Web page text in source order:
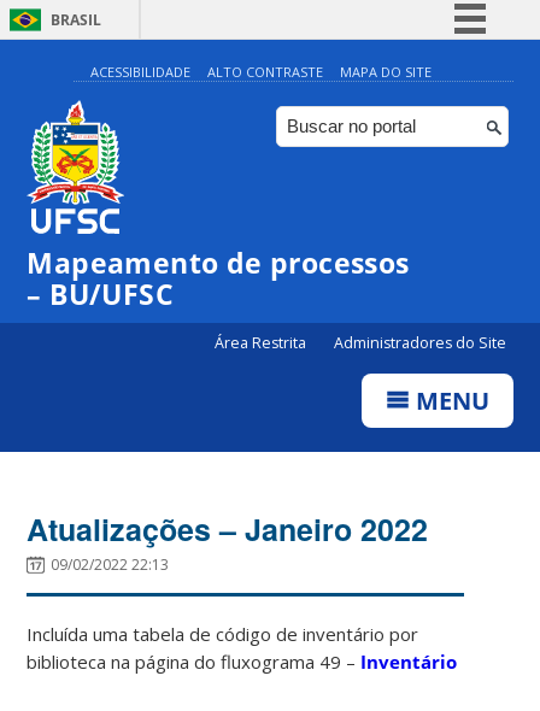
BRASIL
Simplifique!
Comunica BR
Participe
Canais
ACESSIBILIDADE ALTO CONTRASTE MAPA DO SITE
Mapeamento de processos
– BU/UFSC
Área Restrita Administradores do Site
MENU
Atualizações – Janeiro 2022
09/02/2022 22:13
Incluída uma tabela de código de inventário por
biblioteca na página do fluxograma 49 – Inventário